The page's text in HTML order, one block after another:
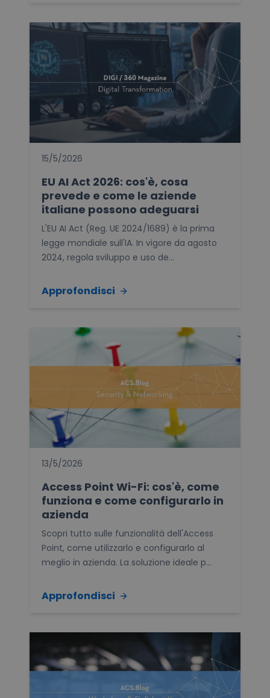
15/5/2026
EU AI Act 2026: cos'è, cosa
prevede e come le aziende
italiane possono adeguarsi
L'EU AI Act (Reg. UE 2024/1689) è la prima
legge mondiale sull'IA. In vigore da agosto
2024, regola sviluppo e uso de...
Approfondisci
13/5/2026
Access Point Wi-Fi: cos'è, come
funziona e come configurarlo in
azienda
Scopri tutto sulle funzionalità dell'Access
Point, come utilizzarlo e configurarlo al
meglio in azienda. La soluzione ideale p...
Approfondisci